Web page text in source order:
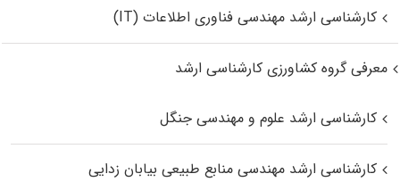
کارشناسی ارشد مهندسی فناوری اطلاعات (IT)
معرفی گروه کشاورزی کارشناسی ارشد
کارشناسی ارشد علوم و مهندسی جنگل
کارشناسی ارشد مهندسی منابع طبیعی بیابان زدایی